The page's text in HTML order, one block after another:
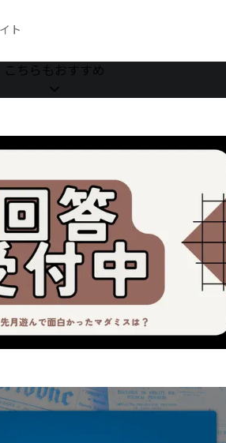
ト
こちらもおすすめ